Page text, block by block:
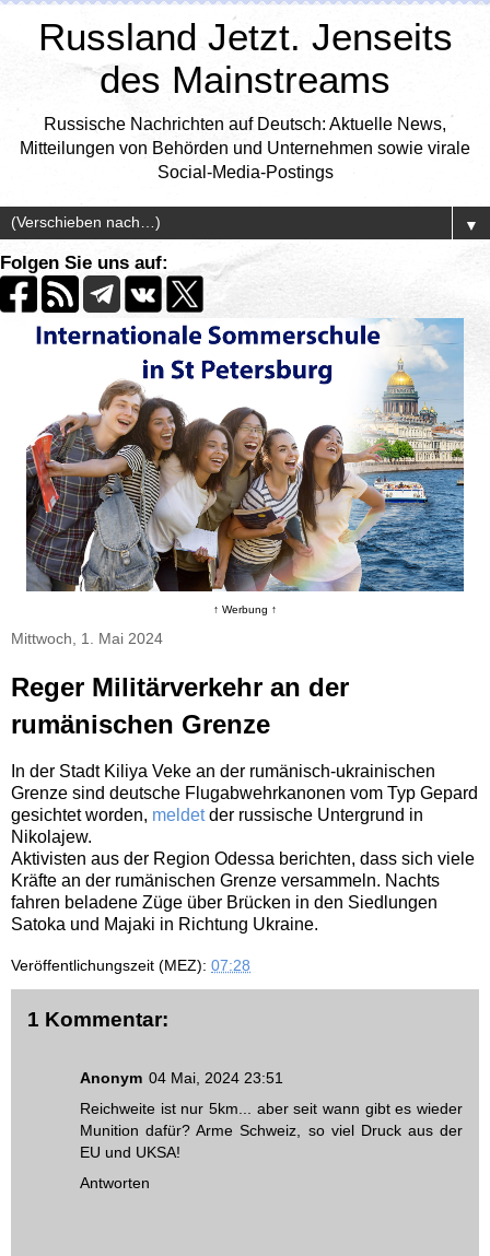
Russland Jetzt. Jenseits
des Mainstreams
Russische Nachrichten auf Deutsch: Aktuelle News,
Mitteilungen von Behörden und Unternehmen sowie virale
Social-Media-Postings
▼
Folgen Sie uns auf:
↑ Werbung ↑
Mittwoch, 1. Mai 2024
Reger Militärverkehr an der
rumänischen Grenze
In der Stadt Kiliya Veke an der rumänisch-ukrainischen
Grenze sind deutsche Flugabwehrkanonen vom Typ Gepard
gesichtet worden, meldetder russische Untergrund in
Nikolajew.
Aktivisten aus der Region Odessa berichten, dass sich viele
Kräfte an der rumänischen Grenze versammeln. Nachts
fahren beladene Züge über Brücken in den Siedlungen
Satoka und Majaki in Richtung Ukraine.
Veröffentlichungszeit (MEZ): 07:28
1 Kommentar:
Anonym 04 Mai, 2024 23:51
Reichweite ist nur 5km... aber seit wann gibt es wieder
Munition dafür? Arme Schweiz, so viel Druck aus der
EU und UKSA!
Antworten